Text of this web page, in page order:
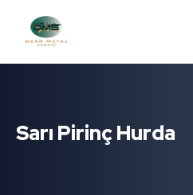
Sarı Pirinç Hurda